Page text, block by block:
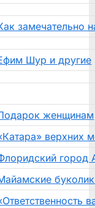
замечательно
Шур и другие
женщинам
верхних
город